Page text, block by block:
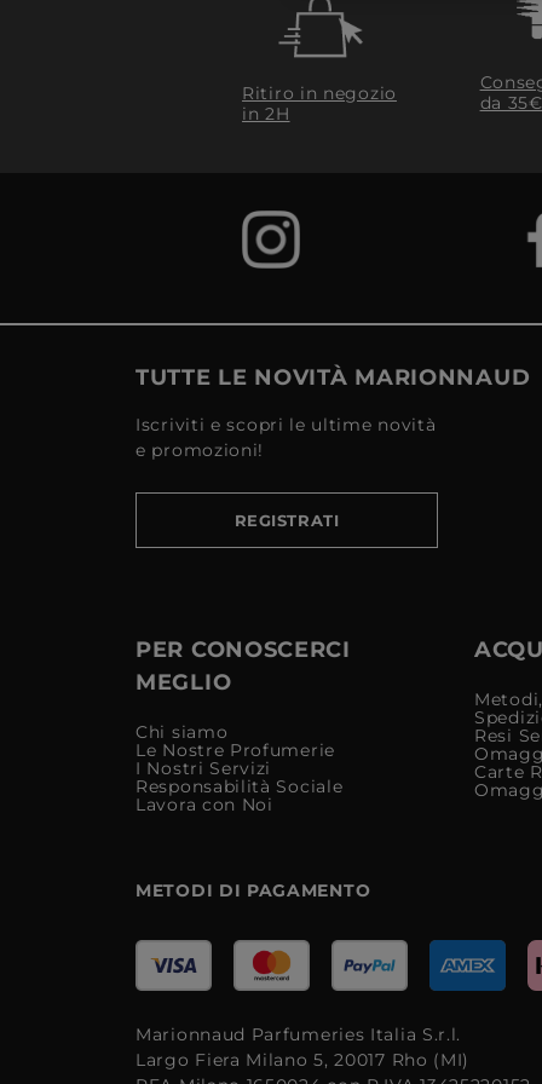
Ritiro in negozio
in 2H
da
TUTTE LE NOVITÀ MARIONNAUD
Iscriviti e scopri le ultime novità
e promozioni!
REGISTRATI
PER CONOSCERCI
MEGLIO
Chi siamo
Le Nostre Profumerie
I Nostri Servizi
Responsabilità Sociale
Lavora con Noi
Resi
Carte
METODI DI PAGAMENTO
Marionnaud Parfumeries Italia S.r.l.
Largo Fiera Milano 5, 20017 Rho (MI)